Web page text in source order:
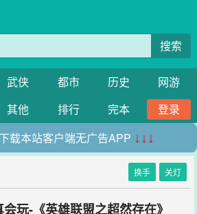
搜索
武侠 都市 历史
网游
其他 排行 完本
登录
载本站客户端无广告APP ↓↓↓
换手 关灯
玩-《英雄联盟之超然存在》